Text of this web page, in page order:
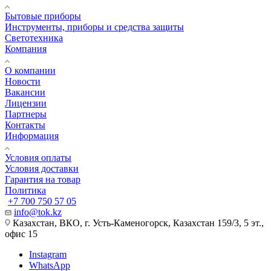
Бытовые приборы
Инструменты, приборы и средства защиты
Светотехника
Компания
О компании
Новости
Вакансии
Лицензии
Партнеры
Контакты
Информация
Условия оплаты
Условия доставки
Гарантия на товар
Политика
+7 700 750 57 05
info@tok.kz
Казахстан, ВКО, г. Усть-Каменогорск, Казахстан 159/3, 5 эт.,
офис 15
Instagram
WhatsApp